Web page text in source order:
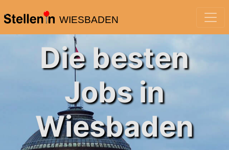
WIESBADEN
Die besten
Jobs in
Wiesbaden